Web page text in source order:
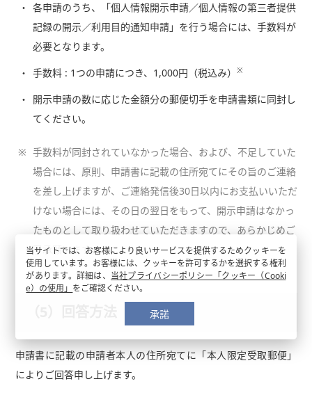
各申請のうち、「個人情報開示申請／個人情報の第三者提供
記録の開示／利用目的通知申請」を行う場合には、手数料が
必要となります。
手数料 : 1つの申請につき、1,000円（税込み）
※
開示申請の数に応じた金額分の郵便切手を申請書類に同封し
てください。
※ 手数料が同封されていなかった場合、および、不足していた
場合には、原則、申請書に記載の住所宛てにその旨のご連絡
を差し上げますが、ご連絡発信後30日以内にお支払いいただ
けない場合には、その日の翌日をもって、開示申請はなかっ
たものとして取り扱わせていただきますので、あらかじめご
了承願います。
申請書に記載の申請者本人の住所宛てに「本人限定受取郵便」
によりご回答申し上げます。
当サイトでは、お客様により良いサービスを提供するためクッキーを
使用しています。お客様には、クッキーを許可するかを選択する権利
があります。詳細は、 当社プライバシーポリシー「クッキー（Cooki
e）の使用」 をご確認ください。
承諾